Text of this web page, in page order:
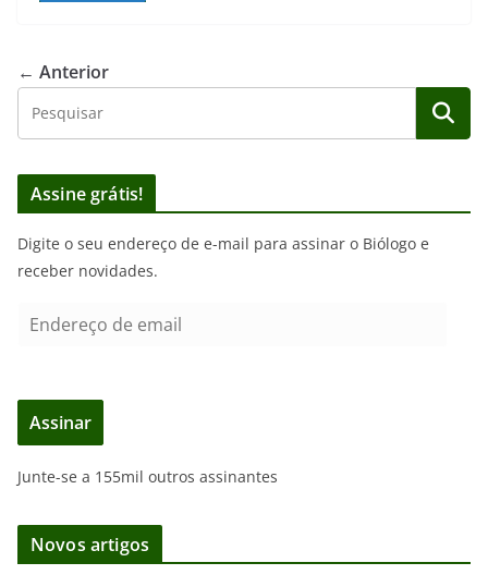
← Anterior
Assine grátis!
Digite o seu endereço de e-mail para assinar o Biólogo e
receber novidades.
e
e
ç
d
e
Assinar
Junte-se a 155mil outros assinantes
Novos artigos